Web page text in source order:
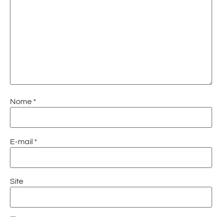
Nome *
E-mail *
Site